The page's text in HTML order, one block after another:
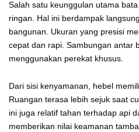
Salah satu keunggulan utama
ringan. Hal ini berdampak
bangunan. Ukuran yang presisi
cepat dan rapi. Sambungan antar
menggunakan perekat khusus.
Dari sisi kenyamanan, hebel
Ruangan terasa lebih sejuk saat
ini juga relatif tahan terhadap api
memberikan nilai keamanan